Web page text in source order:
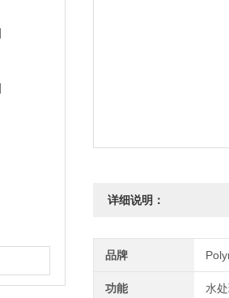
详细说明：
品牌
功能 水